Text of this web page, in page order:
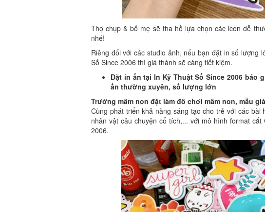
Thợ chụp & bố mẹ sẽ tha hồ lựa chọn các icon dễ
nhé!
Riêng đối với các studio ảnh, nếu bạn đặt in số lượng
Số Since 2006 thì giá thành sẽ càng tiết kiệm.
Đặt in ấn tại In Kỹ Thuật Số Since 2006
ấn thường xuyên, số lượng lớn
Trường mầm non đặt làm đồ chơi mầm non, mẫu
Cùng phát triển khả năng sáng tạo cho trẻ với các
nhân vật câu chuyện cổ tích,... với mô hình format
2006.